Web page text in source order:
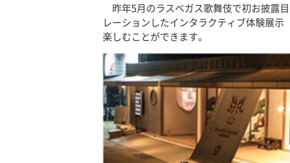
昨年5月のラスベガス歌舞伎で初お披露
レーションしたインタラクティブ体験展
楽しむことができます。